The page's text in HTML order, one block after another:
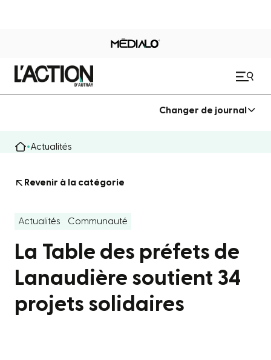
Changer de journal
Actualités
Revenir à la catégorie
Actualités Communauté
La Table des préfets de
Lanaudière soutient 34
projets solidaires